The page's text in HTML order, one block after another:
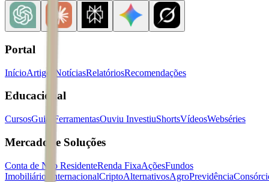
Portal
InícioArtigos NotíciasRelatóriosRecomendações
Educacional
CursosGuias FerramentasOuviu InvestiuShortsVídeosWebséries
Mercados e Soluções
Conta de Não ResidenteRenda FixaAçõesFundos
Imobiliários
InternacionalCriptoAlternativosAgroPrevidência